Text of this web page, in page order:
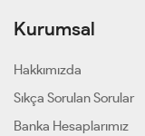
Kurumsal
Hakkımızda
Sıkça Sorulan Sorular
Banka Hesaplarımız